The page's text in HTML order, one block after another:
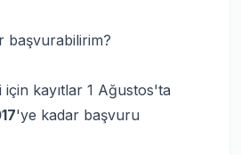
başvurabilirim?
kayıtlar 1 Ağustos'ta
'ye kadar başvuru